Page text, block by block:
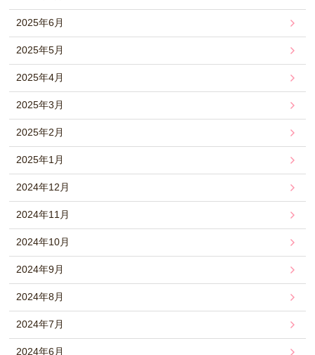
2025年6月
2025年5月
2025年4月
2025年3月
2025年2月
2025年1月
2024年12月
2024年11月
2024年10月
2024年9月
2024年8月
2024年7月
2024年6月